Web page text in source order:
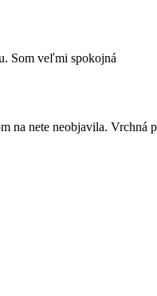
Som veľmi spokojná
na nete neobjavila.